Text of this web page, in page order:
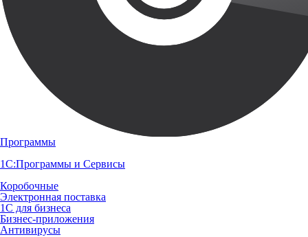
Программы
1С:Программы и Сервисы
Коробочные
Электронная поставка
1С для бизнеса
Бизнес-приложения
Антивирусы